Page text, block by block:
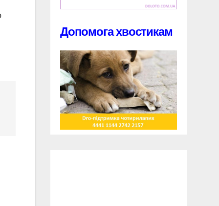
Допомога хвостикам